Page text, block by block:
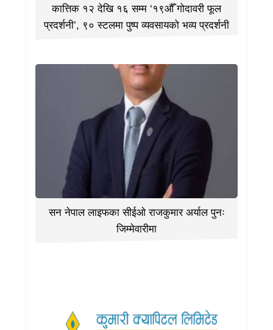
कात्तिक १२ देखि १६ सम्म ‘१९औँ गोदावरी फूल
प्रदर्शनी’, ९० स्टलमा पुष्प व्यवसायको भव्य प्रदर्शनी
सन नेपाल लाइफका सीईओ राजकुमार अर्याल पुनः
जिम्मेवारीमा